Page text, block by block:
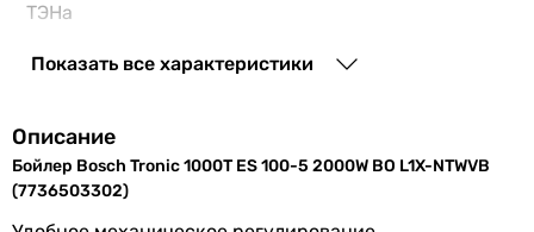
12 719грн
ТЭНа
Количество
1 шт
Минимальное
время
нагрева воды
Показать все характеристики
Описание
Бойлер Bosch Tronic 1000T ES 100-5 2000W BO L1X-NTWVB
(7736503302)